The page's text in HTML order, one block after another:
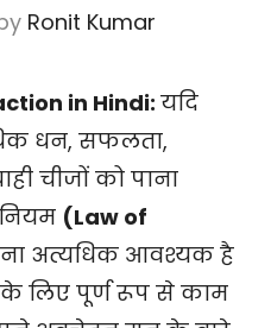
Ronit Kumar
in Hindi: यदि
धन, सफलता,
चीजों को पाना
(Law of
अत्यधिक आवश्यक है
लिए पूर्ण रूप से काम